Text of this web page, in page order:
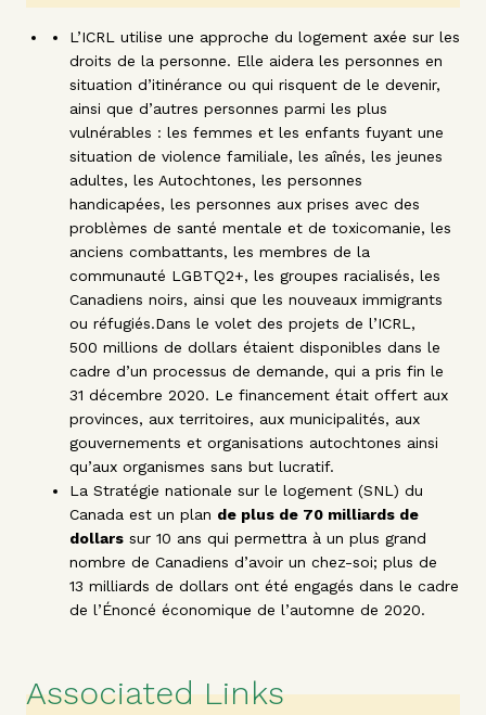
L’ICRL utilise une approche du logement axée sur les
droits de la personne. Elle aidera les personnes en
situation d’itinérance ou qui risquent de le devenir,
ainsi que d’autres personnes parmi les plus
vulnérables : les femmes et les enfants fuyant une
situation de violence familiale, les aînés, les jeunes
adultes, les Autochtones, les personnes
handicapées, les personnes aux prises avec des
problèmes de santé mentale et de toxicomanie, les
anciens combattants, les membres de la
communauté LGBTQ2+, les groupes racialisés, les
Canadiens noirs, ainsi que les nouveaux immigrants
ou réfugiés.Dans le volet des projets de l’ICRL,
500 millions de dollars étaient disponibles dans le
cadre d’un processus de demande, qui a pris fin le
31 décembre 2020. Le financement était offert aux
provinces, aux territoires, aux municipalités, aux
gouvernements et organisations autochtones ainsi
qu’aux organismes sans but lucratif.
La Stratégie nationale sur le logement (SNL) du
Canada est un plan de plus de 70 milliards de
dollars sur 10 ans qui permettra à un plus grand
nombre de Canadiens d’avoir un chez-soi; plus de
13 milliards de dollars ont été engagés dans le cadre
de l’Énoncé économique de l’automne de 2020.
Associated Links